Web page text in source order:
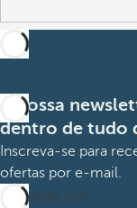
A nossa
dentro de tudo
Inscreva-se para
ofertas por e-mail.
Inscrever-me